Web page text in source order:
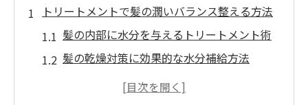
トリートメントで髪の潤いバランス整える方法
髪の内部に水分を与えるトリートメント術
髪の乾燥対策に効果的な水分補給方法
ヘアカラー後の髪へ潤いリセットのコツ